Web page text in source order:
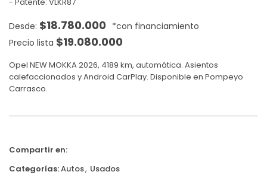
$18.780.000
Precio lista $19.080.000
Opel NEW MOKKA 2026, 4189 km, automática. Asientos
calefaccionados y Android CarPlay. Disponible en Pompeyo
Carrasco.
Compartir en:
Categorías:Autos, Usados